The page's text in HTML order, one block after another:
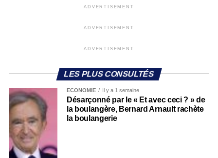
ADVERTISEMENT
ADVERTISEMENT
ADVERTISEMENT
LES PLUS CONSULTÉS
ECONOMIE Il y a 1 semaine
Désarçonné par le « Et avec ceci ? » de
la boulangère, Bernard Arnault rachète
la boulangerie